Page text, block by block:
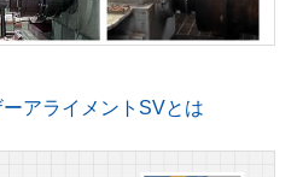
アライメントSVとは